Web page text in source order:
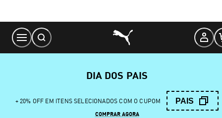
Content
DIA DOS PAIS
+ 20% OFF EM ITENS SELECIONADOS COM O CUPOM PAIS
COMPRAR AGORA